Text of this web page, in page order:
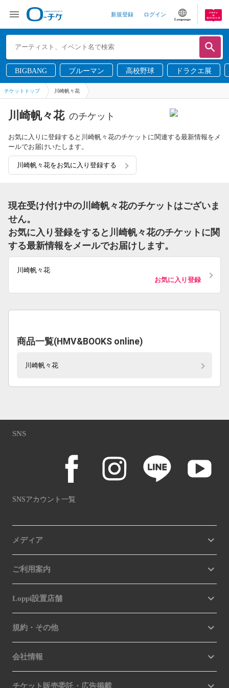
新規登録 ログイン
Language
BIGBANG ブルーマン 高校野球 ドラクエ展
チケットトップ 川崎帆々花
川崎帆々花 のチケット
お気に入りに登録すると川崎帆々花のチケットに関連する最新情報をメ
ールでお届けいたします。
川崎帆々花をお気に入り登録する
現在受け付け中の川崎帆々花のチケットはございま
せん。
お気に入り登録をすると川崎帆々花のチケットに関
する最新情報をメールでお届けします。
川崎帆々花
お気に入り登録
商品一覧(HMV&BOOKS online)
川崎帆々花
SNS
SNSアカウント一覧
メディア
ご利用案内
Loppi設置店舗
規約・その他
会社情報
チケット販売委託・広告掲載